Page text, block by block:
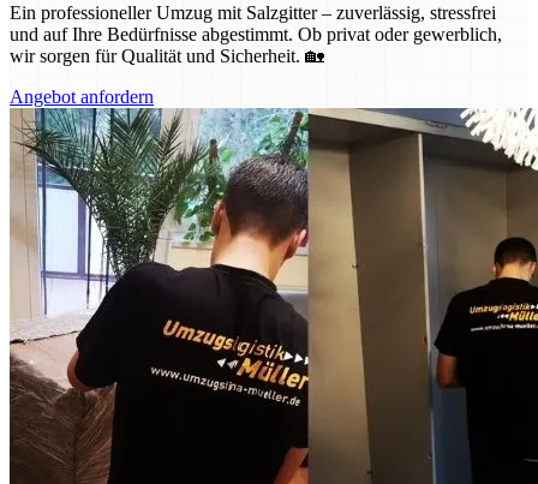
Ein professioneller Umzug mit Salzgitter – zuverlässig, stressfrei
und auf Ihre Bedürfnisse abgestimmt. Ob privat oder gewerblich,
wir sorgen für Qualität und Sicherheit. 🏡
Angebot anfordern